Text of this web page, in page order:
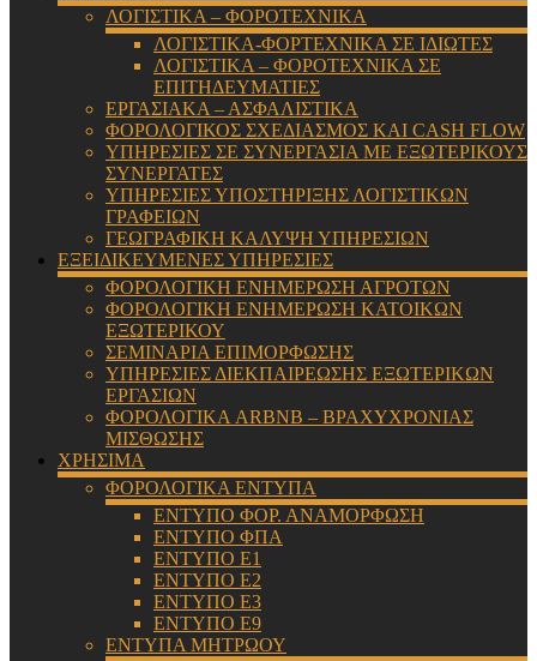
ΛΟΓΙΣΤΙΚΑ – ΦΟΡΟΤΕΧΝΙΚΑ
ΛΟΓΙΣΤΙΚΑ-ΦΟΡΤΕΧΝΙΚΑ ΣΕ ΙΔΙΩΤΕΣ
ΛΟΓΙΣΤΙΚΑ – ΦΟΡΟΤΕΧΝΙΚΑ ΣΕ
ΕΠΙΤΗΔΕΥΜΑΤΙΕΣ
ΕΡΓΑΣΙΑΚΑ – ΑΣΦΑΛΙΣΤΙΚΑ
ΦΟΡΟΛΟΓΙΚΟΣ ΣΧΕΔΙΑΣΜΟΣ ΚΑΙ CASH FLOW
ΥΠΗΡΕΣΙΕΣ ΣΕ ΣΥΝΕΡΓΑΣΙΑ ΜΕ ΕΞΩΤΕΡΙΚΟΥΣ
ΣΥΝΕΡΓΑΤΕΣ
ΥΠΗΡΕΣΙΕΣ ΥΠΟΣΤΗΡΙΞΗΣ ΛΟΓΙΣΤΙΚΩΝ
ΓΡΑΦΕΙΩΝ
ΓΕΩΓΡΑΦΙΚΗ ΚΑΛΥΨΗ ΥΠΗΡΕΣΙΩΝ
ΕΞΕΙΔΙΚΕΥΜΕΝΕΣ ΥΠΗΡΕΣΙΕΣ
ΦΟΡΟΛΟΓΙΚΗ ΕΝΗΜΕΡΩΣΗ ΑΓΡΟΤΩΝ
ΦΟΡΟΛΟΓΙΚΗ ΕΝΗΜΕΡΩΣΗ ΚΑΤΟΙΚΩΝ
ΕΞΩΤΕΡΙΚΟΥ
ΣΕΜΙΝΑΡΙΑ ΕΠΙΜΟΡΦΩΣΗΣ
ΥΠΗΡΕΣΙΕΣ ΔΙΕΚΠΑΙΡΕΩΣΗΣ ΕΞΩΤΕΡΙΚΩΝ
ΕΡΓΑΣΙΩΝ
ΦΟΡΟΛΟΓΙΚΑ ARBNB – ΒΡΑΧΥΧΡΟΝΙΑΣ
ΜΙΣΘΩΣΗΣ
ΧΡΗΣΙΜΑ
ΦΟΡΟΛΟΓΙΚΑ ΕΝΤΥΠΑ
ΕΝΤΥΠΟ ΦΟΡ. ΑΝΑΜΟΡΦΩΣΗ
ΕΝΤΥΠΟ ΦΠΑ
ΕΝΤΥΠΟ Ε1
ΕΝΤΥΠΟ Ε2
ΕΝΤΥΠΟ Ε3
ΕΝΤΥΠΟ Ε9
ΕΝΤΥΠΑ ΜΗΤΡΩΟΥ